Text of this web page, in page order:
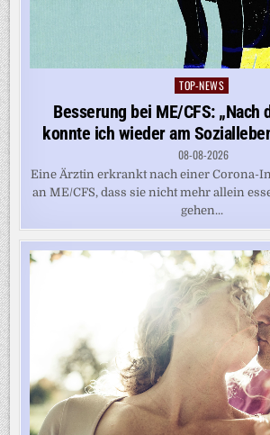
Posted
in
TOP-NEWS
Besserung bei ME/CFS: „Nach
konnte ich wieder am
08-08-2026
Eine Ärztin erkrankt nach einer Corona-
an ME/CFS, dass sie nicht mehr allein
gehen...